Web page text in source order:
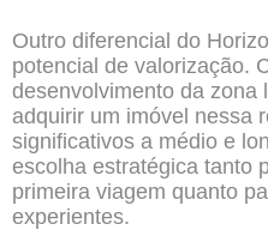
Outro diferencial do
potencial de valorização.
desenvolvimento da zona
adquirir um imóvel nessa
significativos a médio e
escolha estratégica tanto
primeira viagem quanto
experientes.